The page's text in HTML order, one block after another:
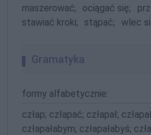
maszerować;
ociągać się;
stawiać kroki;
stąpać; wlec
Gramatyka
formy alfabetycznie:
człap; człapać; człapał;
człapałabym; człapałabyś;